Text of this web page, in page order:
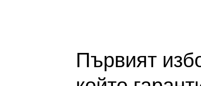
Първият